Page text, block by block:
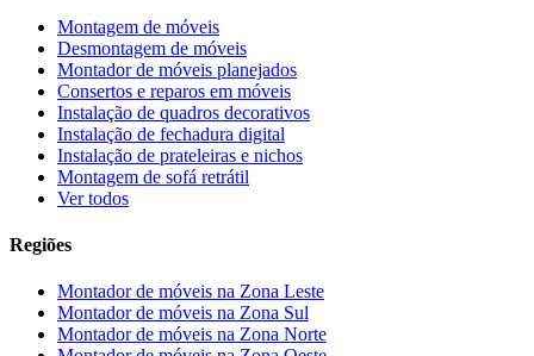
Montagem de móveis
Desmontagem de móveis
Montador de móveis planejados
Consertos e reparos em móveis
Instalação de quadros decorativos
Instalação de fechadura digital
Instalação de prateleiras e nichos
Montagem de sofá retrátil
Ver todos
Regiões
Montador de móveis na Zona Leste
Montador de móveis na Zona Sul
Montador de móveis na Zona Norte